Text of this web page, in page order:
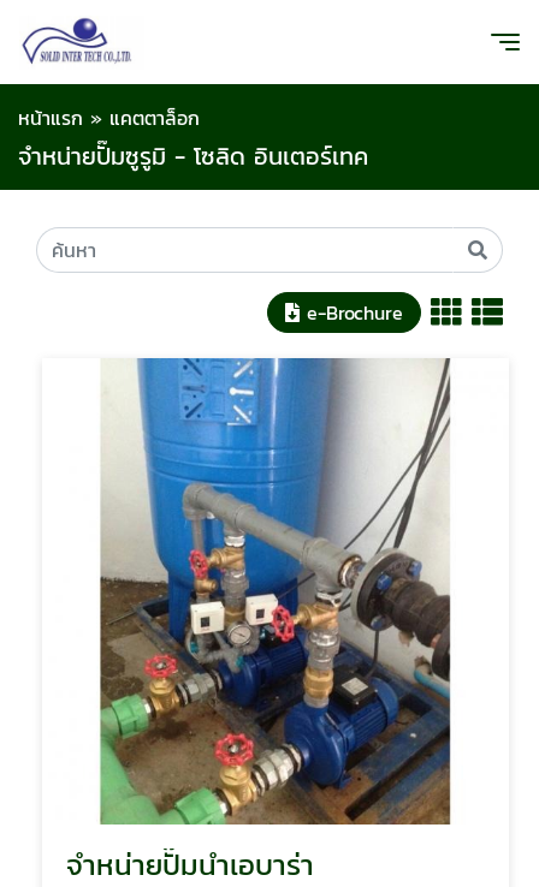
หน้าแรก » แคตตาล็อก
จำหน่ายปั๊มซูรูมิ - โซลิด อินเตอร์เทค
e-Brochure
จำหน่ายปั๊มน้ำเอบาร่า